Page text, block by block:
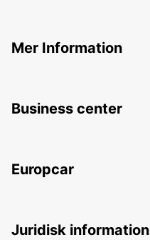
Mer Information
Business center
Europcar
Juridisk information